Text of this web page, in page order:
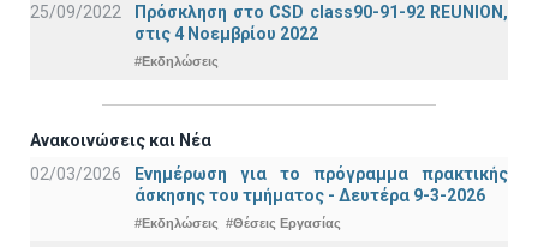
25/09/2022
Πρόσκληση στο CSD class90-91-92 REUNION,
στις 4 Νοεμβρίου 2022
#Εκδηλώσεις
Ανακοινώσεις και Νέα
02/03/2026
Ενημέρωση για το πρόγραμμα πρακτικής
άσκησης του τμήματος - Δευτέρα 9-3-2026
#Εκδηλώσεις #Θέσεις Εργασίας